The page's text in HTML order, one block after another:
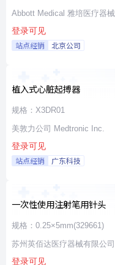
Abbott Medical 雅培医疗器械
登录可见
站点经销 北京公司
植入式心脏起搏器
规格：X3DR01
美敦力公司 Medtronic Inc.
登录可见
站点经销 广东科技
一次性使用注射笔用针头
规格：0.25×5mm(329661)
苏州英佰达医疗器械有限公司
登录可见